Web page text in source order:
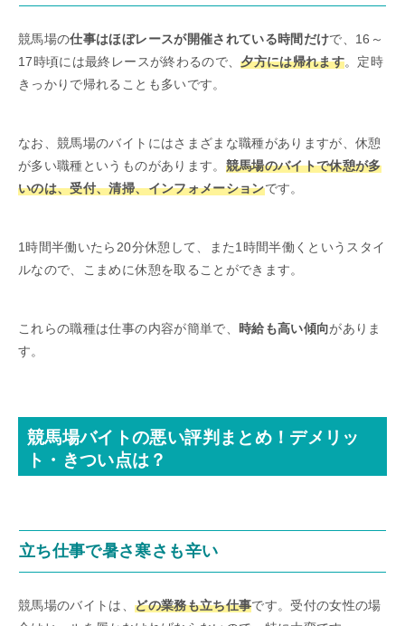
競馬場の仕事はほぼレースが開催されている時間だけで、16～
17時頃には最終レースが終わるので、夕方には帰れます。定時
きっかりで帰れることも多いです。
なお、競馬場のバイトにはさまざまな職種がありますが、休憩
が多い職種というものがあります。 競馬場のバイトで休憩が多
いのは、受付、清掃、インフォメーションです。
1時間半働いたら20分休憩して、また1時間半働くというスタイ
ルなので、こまめに休憩を取ることができます。
これらの職種は仕事の内容が簡単で、 時給も高い傾向がありま
す。
競馬場バイトの悪い評判まとめ！デメリッ
ト・きつい点は？
立ち仕事で暑さ寒さも辛い
競馬場のバイトは、どの業務も立ち仕事です。受付の女性の場